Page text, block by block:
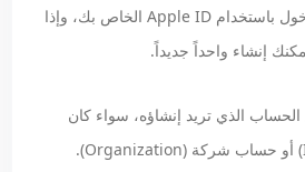
الخطوة الثالثة: تسجيل الدخول باستخدام Apple ID الخاص بك، وإذا
إنشاء واحداً جديداً.
الحساب الذي تريد إنشاؤه، سواء كان